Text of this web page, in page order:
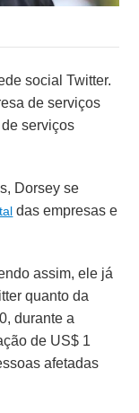
social Twitter.
de serviços
serviços
Dorsey se
das empresas e
assim, ele já
quanto da
durante a
de US$ 1
afetadas